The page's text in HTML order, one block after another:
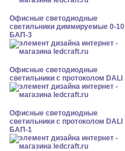
Офисные светодиодные
светильники диммируемые 0-10
БАП-3
Офисные светодиодные
светильники с протоколом DALI
Офисные светодиодные
светильники с протоколом DALI
БАП-1